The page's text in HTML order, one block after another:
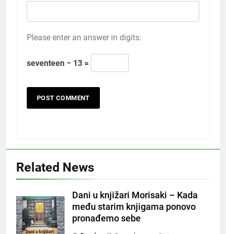
Please enter an answer in digits:
seventeen − 13 =
Related News
Dani u knjižari Morisaki – Kada
među starim knjigama ponovo
pronađemo sebe